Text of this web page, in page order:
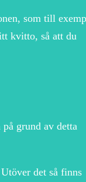
som till
kvitto, så att du
grund av detta
det så finns